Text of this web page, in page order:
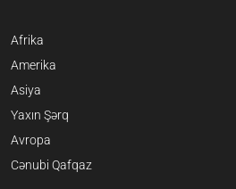
Afrika
Amerika
Asiya
Yaxın Şərq
Avropa
Cənubi Qafqaz